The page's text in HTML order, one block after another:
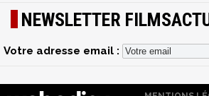
NEWSLETTER
Votre adresse email :